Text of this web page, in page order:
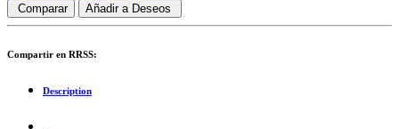
Comparar Añadir a Deseos
Compartir en RRSS:
Description